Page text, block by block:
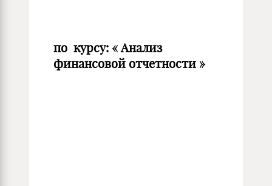
по курсу: « Анализ
финансовой отчетности »